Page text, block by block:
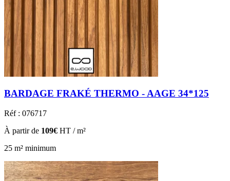
BARDAGE FRAKÉ THERMO - AAGE 34*125
Réf : 076717
À partir de 109€ HT / m²
25 m² minimum